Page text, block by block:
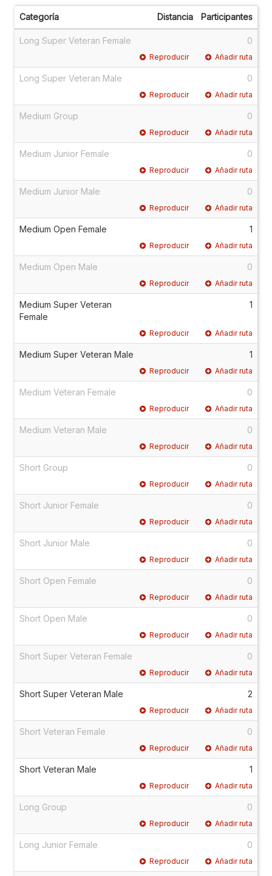
Categoría Distancia Participantes
Long Super Veteran Female 0
Reproducir Añadir ruta
Long Super Veteran Male 0
Reproducir Añadir ruta
Medium Group 0
Reproducir Añadir ruta
Medium Junior Female 0
Reproducir Añadir ruta
Medium Junior Male 0
Reproducir Añadir ruta
Medium Open Female 1
Reproducir Añadir ruta
Medium Open Male 0
Reproducir Añadir ruta
Medium Super Veteran
Female
1
Reproducir Añadir ruta
Medium Super Veteran Male 1
Reproducir Añadir ruta
Medium Veteran Female 0
Reproducir Añadir ruta
Medium Veteran Male 0
Reproducir Añadir ruta
Short Group 0
Reproducir Añadir ruta
Short Junior Female 0
Reproducir Añadir ruta
Short Junior Male 0
Reproducir Añadir ruta
Short Open Female 0
Reproducir Añadir ruta
Short Open Male 0
Reproducir Añadir ruta
Short Super Veteran Female 0
Reproducir Añadir ruta
Short Super Veteran Male 2
Reproducir Añadir ruta
Short Veteran Female 0
Reproducir Añadir ruta
Short Veteran Male 1
Reproducir Añadir ruta
Long Group 0
Reproducir Añadir ruta
Long Junior Female 0
Reproducir Añadir ruta